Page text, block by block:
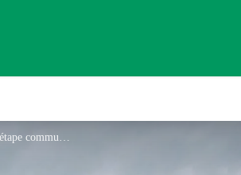
Gîte d'étape communal